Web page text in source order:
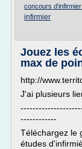
concours
infirmier
Jouez les
max de
http://
J'ai plusieurs
------------
Téléchargez le
études